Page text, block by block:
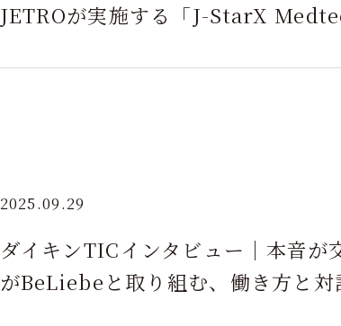
JETROが実施する「J-StarX
2025.09.29
ダイキンTICインタビュー｜本音
がBeLiebeと取り組む、働き方と対